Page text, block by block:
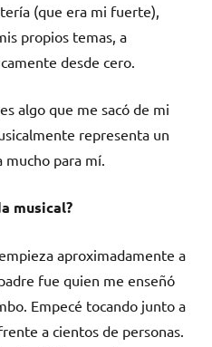
(que era mi fuerte),
propios temas, a
desde cero.
algo que me sacó de mi
representa un
para mí.
musical?
aproximadamente a
fue quien me enseñó
Empecé tocando junto a
a cientos de personas.